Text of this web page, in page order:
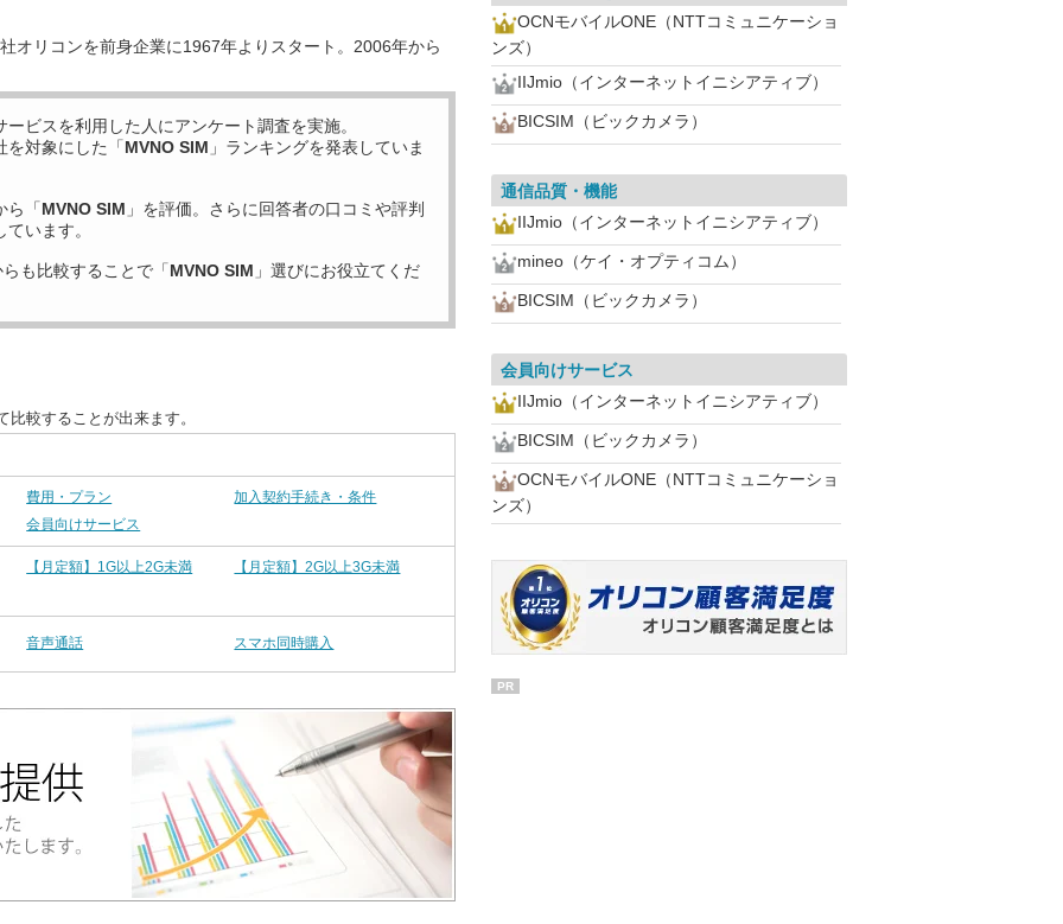
オリコンを前身企業に1967年よりスタート。2006年から
ービスを利用した 人にアンケート調査を実施。
を対象にした「MVNO SIM 」ランキングを発表していま
ら「MVNO SIM 」を評価。さらに回答者の口コミや評判
います。
も比較することで「MVNO SIM 」選びにお役立てくだ
較することが出来ます。
費用・プラン
加入契約手続き・条件
会員向けサービス
【月定額】1G以上2G未満 【月定額】2G以上3G未満
音声通話 スマホ同時購入
OCNモバイルONE（NTTコミュニケーショ
ンズ）
IIJmio（インターネットイニシアティブ）
BICSIM（ビックカメラ）
通信品質・機能
IIJmio（インターネットイニシアティブ）
mineo（ケイ・オプティコム）
BICSIM（ビックカメラ）
会員向けサービス
IIJmio（インターネットイニシアティブ）
BICSIM（ビックカメラ）
OCNモバイルONE（NTTコミュニケーショ
ンズ）
PR